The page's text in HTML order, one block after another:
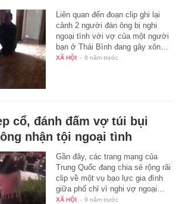
Liên quan đến đoạn clip ghi lại
cảnh 2 người đàn ông bị nghi
ngoại tình với vợ của một người
bạn ở Thái Bình đang gây xôn…
XÃ HỘI - 8 năm trước
cổ, đánh đấm vợ túi bụi
nhận tội ngoại tình
Gần đây, các trang mạng của
Trung Quốc đang chia sẻ rộng rãi
clip về một vụ bạo lực gia đình
giữa phố chỉ vì nghi vợ ngoại…
XÃ HỘI - 9 năm trước